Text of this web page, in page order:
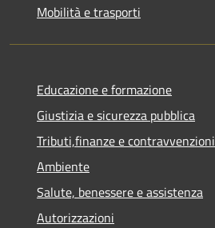
Mobilità e trasporti
Educazione e formazione
Giustizia e sicurezza pubblica
Tributi,finanze e contravvenzioni
Ambiente
Salute, benessere e assistenza
Autorizzazioni